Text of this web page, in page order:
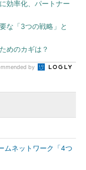
効率化、パートナー
な「3つの戦略」と
めのカギは？
by
ムネットワーク「4つ